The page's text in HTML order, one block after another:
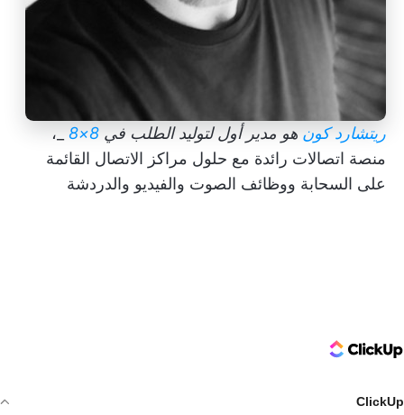
ريتشارد كون هو مدير أول لتوليد الطلب في 8×8
_،
منصة اتصالات رائدة مع حلول مراكز الاتصال القائمة
على السحابة ووظائف الصوت والفيديو والدردشة
ClickUp Logo
ClickUp